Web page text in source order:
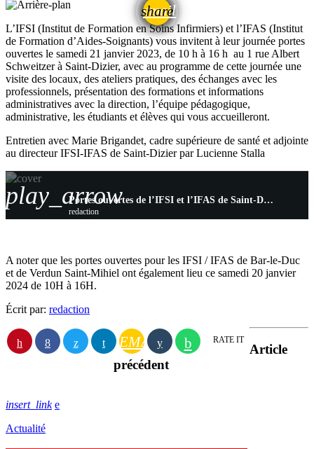
share
email
L’IFSI (Institut de Formation en Soins Infirmiers) et l’IFAS (Institut
de Formation d’Aides-Soignants) vous invitent à leur journée portes
ouvertes le samedi 21 janvier 2023, de 10 h à 16 h au 1 rue Albert
Schweitzer à Saint-Dizier, avec au programme de cette journée une
visite des locaux, des ateliers pratiques, des échanges avec les
professionnels, présentation des formations et informations
administratives avec la direction, l’équipe pédagogique,
administrative, les étudiants et élèves qui vous accueilleront.
Entretien avec Marie Brigandet, cadre supérieure de santé et adjointe
au directeur IFSI-IFAS de Saint-Dizier par Lucienne Stalla
play_arrow Portes ouvertes de l’IFSI et l’IFAS de Saint-Dizier le samedi 20 janvier
redaction
A noter que les portes ouvertes pour les IFSI / IFAS de Bar-le-Duc
et de Verdun Saint-Mihiel ont également lieu ce samedi 20 janvier
2024 de 10H à 16H.
Écrit par: redaction
EMAIL RATE IT
Article
précédent
insert_link
Actualité